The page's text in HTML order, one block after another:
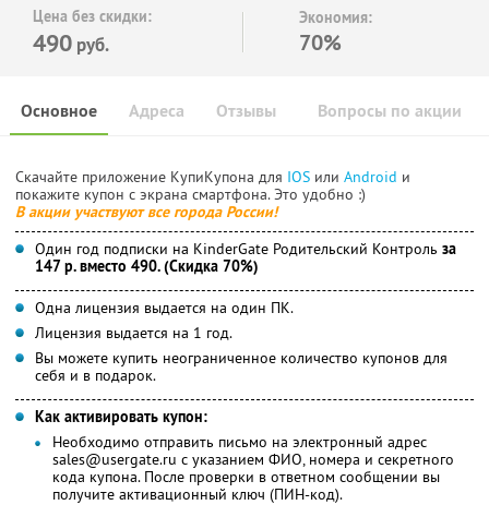
Цена без скидки:
490 руб.
Экономия:
70%
Основное Отзывы Вопросы по акции
Адреса
Скачайте приложение КупиКупона для IOS или Android и
покажите купон с экрана смартфона. Это удобно :)
В акции участвуют все города России!
Один год подписки на KinderGate Родительский Контроль за
147 р. вместо 490. (Скидка 70%)
Одна лицензия выдается на один ПК.
Лицензия выдается на 1 год.
Вы можете купить неограниченное количество купонов для
себя и в подарок.
Как активировать купон:
Необходимо отправить письмо на электронный адрес
sales@usergate.ru с указанием ФИО, номера и секретного
кода купона. После проверки в ответном сообщении вы
получите активационный ключ (ПИН-код).